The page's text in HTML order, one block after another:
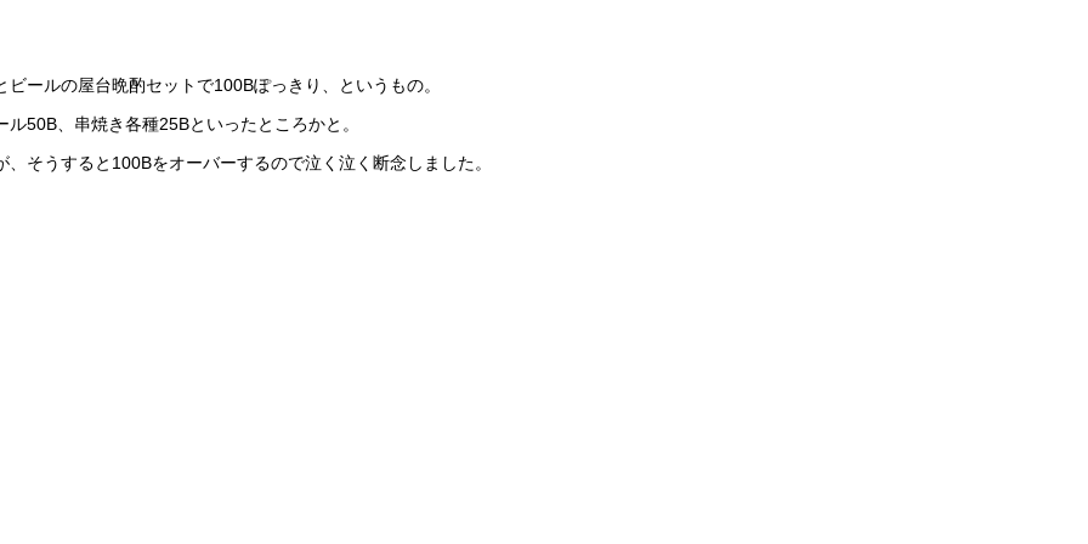
ールの屋台晩酌セットで100Bぽっきり、というもの。
50B、串焼き各種25Bといったところかと。
そうすると100Bをオーバーするので泣く泣く断念しました。